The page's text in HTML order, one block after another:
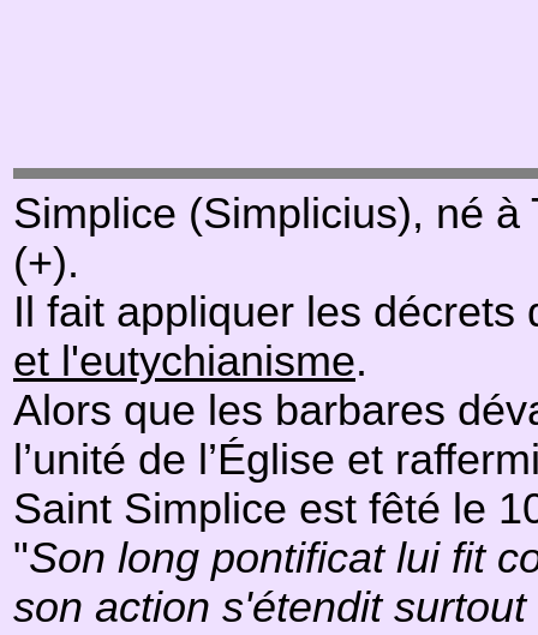
Simplice (Simplicius), né
(+).
Il fait appliquer les décrets
et l'eutychianisme.
Alors que les barbares
l’unité de l’Église et
Saint Simplice est fêté le
"Son long pontificat lui fit
son action s'étendit